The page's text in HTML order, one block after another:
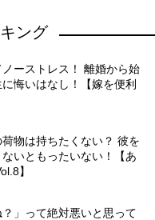
ング
ーストレス！ 離婚から始
悔いはなし！【嫁を便利
物は持ちたくない？ 彼を
いともったいない！【あ
】
？」って絶対悪いと思って